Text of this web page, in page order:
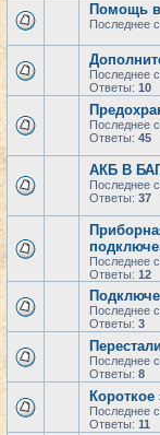
Помощь
Последнее
Последнее
Ответы: 10
Последнее
Ответы: 45
АКБ В
Последнее
Ответы: 37
Последнее
Ответы: 12
Последнее
Ответы: 3
Последнее
Ответы: 8
Последнее
Ответы: 11